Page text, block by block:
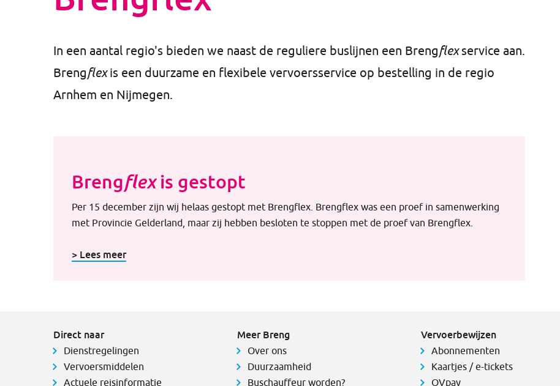
In een aantal regio's bieden we naast de reguliere buslijnen een Brengflexservice aan.
Brengflexis een duurzame en flexibele vervoersservice op bestelling in de regio
Arnhem en Nijmegen.
Brengflexis gestopt
Per 15 december zijn wij helaas gestopt met Brengflex. Brengflex was een proef in samenwerking
met Provincie Gelderland, maar zij hebben besloten te stoppen met de proef van Brengflex.
> Lees meer
Direct naar
Dienstregelingen
Vervoersmiddelen
Actuele reisinformatie
Meer Breng
Over ons
Duurzaamheid
Buschauffeur worden?
Vervoerbewijzen
Abonnementen
Kaartjes / e-tickets
OVpay